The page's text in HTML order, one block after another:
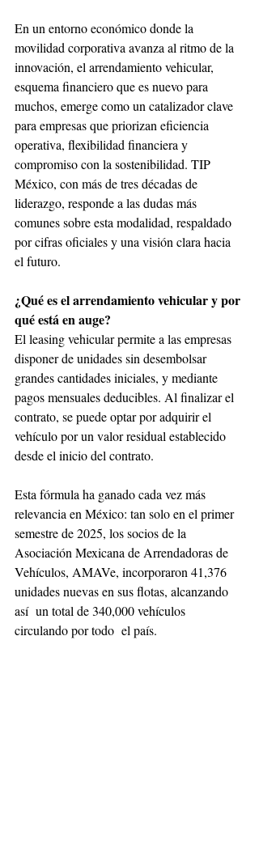
En un entorno económico donde la
movilidad corporativa avanza al ritmo de la
innovación, el arrendamiento vehicular,
esquema financiero que es nuevo para
muchos, emerge como un catalizador clave
para empresas que priorizan eficiencia
operativa, flexibilidad financiera y
compromiso con la sostenibilidad. TIP
México, con más de tres décadas de
liderazgo, responde a las dudas más
comunes sobre esta modalidad, respaldado
por cifras oficiales y una visión clara hacia
el futuro.
¿Qué es el arrendamiento vehicular y por
qué está en auge?
El leasing vehicular permite a las empresas
disponer de unidades sin desembolsar
grandes cantidades iniciales, y mediante
pagos mensuales deducibles. Al finalizar el
contrato, se puede optar por adquirir el
vehículo por un valor residual establecido
desde el inicio del contrato.
Esta fórmula ha ganado cada vez más
relevancia en México: tan solo en el primer
semestre de 2025, los socios de la
Asociación Mexicana de Arrendadoras de
Vehículos, AMAVe, incorporaron 41,376
unidades nuevas en sus flotas, alcanzando
así  un total de 340,000 vehículos
circulando por todo  el país.